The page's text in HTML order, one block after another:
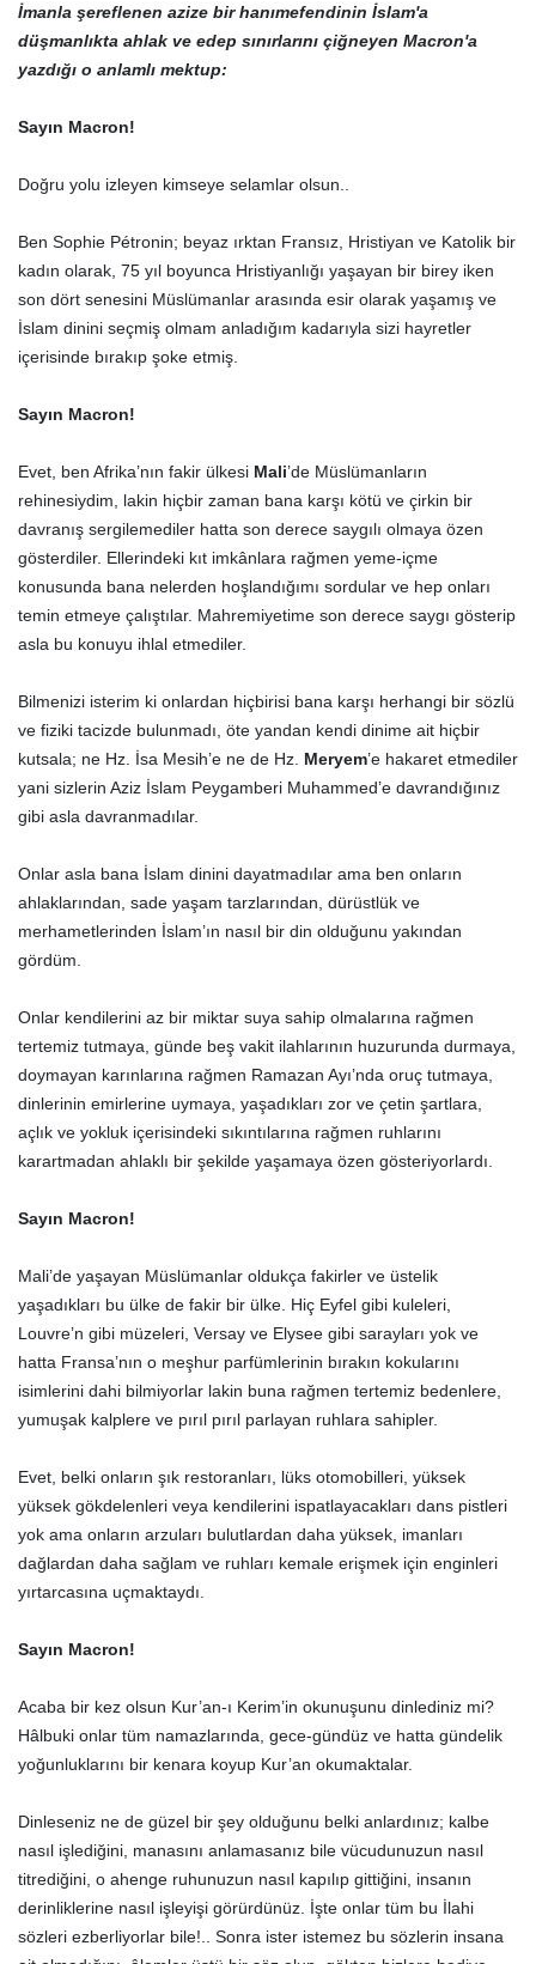
İmanla şereflenen azize bir hanımefendinin İslam'a
düşmanlıkta ahlak ve edep sınırlarını çiğneyen Macron'a
yazdığı o anlamlı mektup:
Sayın Macron!
Doğru yolu izleyen kimseye selamlar olsun..
Ben Sophie Pétronin; beyaz ırktan Fransız, Hristiyan ve Katolik bir
kadın olarak, 75 yıl boyunca Hristiyanlığı yaşayan bir birey iken
son dört senesini Müslümanlar arasında esir olarak yaşamış ve
İslam dinini seçmiş olmam anladığım kadarıyla sizi hayretler
içerisinde bırakıp şoke etmiş.
Sayın Macron!
Evet, ben Afrika’nın fakir ülkesi Mali’de Müslümanların
rehinesiydim, lakin hiçbir zaman bana karşı kötü ve çirkin bir
davranış sergilemediler hatta son derece saygılı olmaya özen
gösterdiler. Ellerindeki kıt imkânlara rağmen yeme-içme
konusunda bana nelerden hoşlandığımı sordular ve hep onları
temin etmeye çalıştılar. Mahremiyetime son derece saygı gösterip
asla bu konuyu ihlal etmediler.
Bilmenizi isterim ki onlardan hiçbirisi bana karşı herhangi bir sözlü
ve fiziki tacizde bulunmadı, öte yandan kendi dinime ait hiçbir
kutsala; ne Hz. İsa Mesih’e ne de Hz. Meryem’e hakaret etmediler
yani sizlerin Aziz İslam Peygamberi Muhammed’e davrandığınız
gibi asla davranmadılar.
Onlar asla bana İslam dinini dayatmadılar ama ben onların
ahlaklarından, sade yaşam tarzlarından, dürüstlük ve
merhametlerinden İslam’ın nasıl bir din olduğunu yakından
gördüm.
Onlar kendilerini az bir miktar suya sahip olmalarına rağmen
tertemiz tutmaya, günde beş vakit ilahlarının huzurunda durmaya,
doymayan karınlarına rağmen Ramazan Ayı’nda oruç tutmaya,
dinlerinin emirlerine uymaya, yaşadıkları zor ve çetin şartlara,
açlık ve yokluk içerisindeki sıkıntılarına rağmen ruhlarını
karartmadan ahlaklı bir şekilde yaşamaya özen gösteriyorlardı.
Sayın Macron!
Mali’de yaşayan Müslümanlar oldukça fakirler ve üstelik
yaşadıkları bu ülke de fakir bir ülke. Hiç Eyfel gibi kuleleri,
Louvre’n gibi müzeleri, Versay ve Elysee gibi sarayları yok ve
hatta Fransa’nın o meşhur parfümlerinin bırakın kokularını
isimlerini dahi bilmiyorlar lakin buna rağmen tertemiz bedenlere,
yumuşak kalplere ve pırıl pırıl parlayan ruhlara sahipler.
Evet, belki onların şık restoranları, lüks otomobilleri, yüksek
yüksek gökdelenleri veya kendilerini ispatlayacakları dans pistleri
yok ama onların arzuları bulutlardan daha yüksek, imanları
dağlardan daha sağlam ve ruhları kemale erişmek için enginleri
yırtarcasına uçmaktaydı.
Sayın Macron!
Acaba bir kez olsun Kur’an-ı Kerim’in okunuşunu dinlediniz mi?
Hâlbuki onlar tüm namazlarında, gece-gündüz ve hatta gündelik
yoğunluklarını bir kenara koyup Kur’an okumaktalar.
Dinleseniz ne de güzel bir şey olduğunu belki anlardınız; kalbe
nasıl işlediğini, manasını anlamasanız bile vücudunuzun nasıl
titrediğini, o ahenge ruhunuzun nasıl kapılıp gittiğini, insanın
derinliklerine nasıl işleyişi görürdünüz. İşte onlar tüm bu İlahi
sözleri ezberliyorlar bile!.. Sonra ister istemez bu sözlerin insana